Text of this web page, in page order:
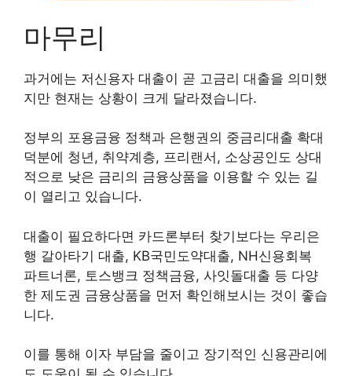
마무리
과거에는 저신용자 대출이 곧 고금리 대출을 의미했
지만 현재는 상황이 크게 달라졌습니다.
정부의 포용금융 정책과 은행권의 중금리대출 확대
덕분에 청년, 취약계층, 프리랜서, 소상공인도 상대
적으로 낮은 금리의 금융상품을 이용할 수 있는 길
이 열리고 있습니다.
대출이 필요하다면 카드론부터 찾기보다는 우리은
행 갈아타기 대출, KB국민도약대출, NH신용회복
파트너론, 토스뱅크 정책금융, 사잇돌대출 등 다양
한 제도권 금융상품을 먼저 확인해보시는 것이 좋습
니다.
이를 통해 이자 부담을 줄이고 장기적인 신용관리에